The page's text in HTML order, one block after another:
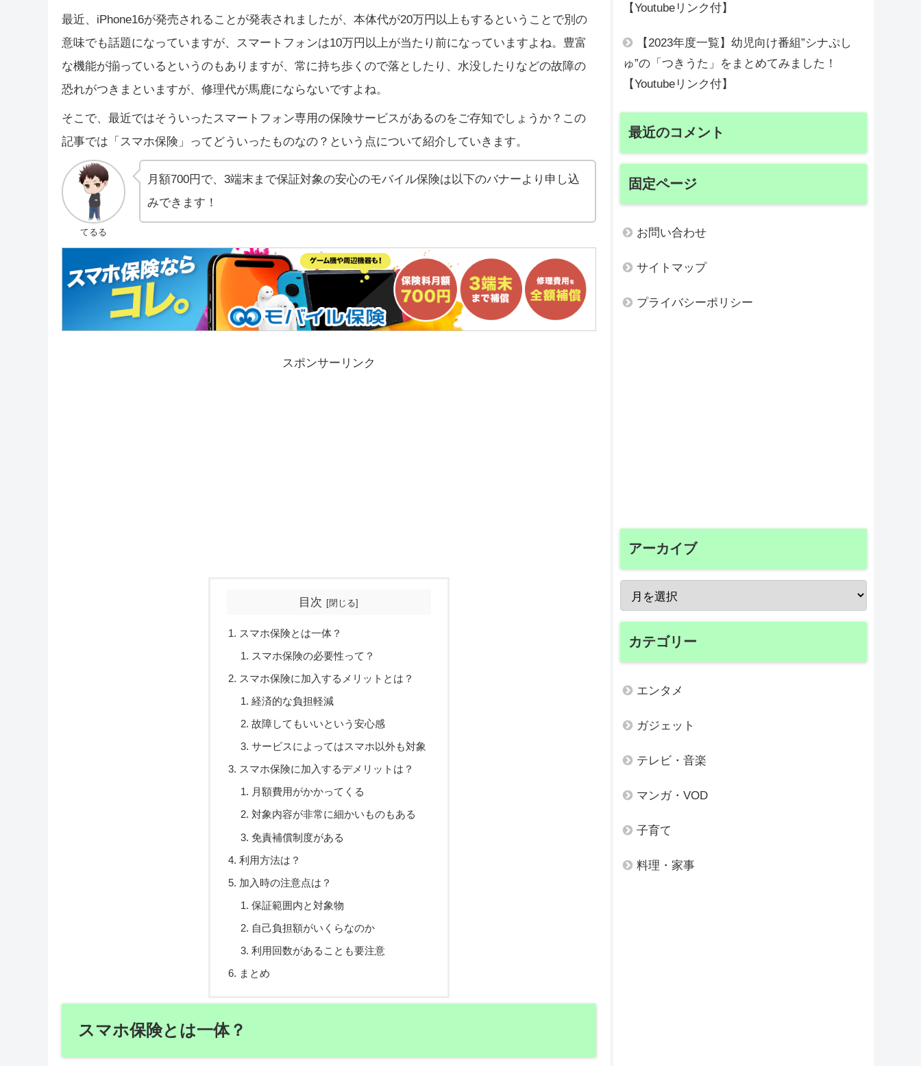
最近、iPhone16が発売されることが発表されましたが、本体代が20万円以上もするということで別の
意味でも話題になっていますが、スマートフォンは10万円以上が当たり前になっていますよね。豊富
な機能が揃っているというのもありますが、常に持ち歩くので落としたり、水没したりなどの故障の
恐れがつきまといますが、修理代が馬鹿にならないですよね。
そこで、最近ではそういったスマートフォン専用の保険サービスがあるのをご存知でしょうか？この
記事では「スマホ保険」ってどういったものなの？という点について紹介していきます。
てるる
月額700円で、3端末まで保証対象の安心のモバイル保険は以下のバナーより申し込
みできます！
スポンサーリンク
目次
スマホ保険とは一体？
スマホ保険の必要性って？
スマホ保険に加入するメリットとは？
経済的な負担軽減
故障してもいいという安心感
サービスによってはスマホ以外も対象
スマホ保険に加入するデメリットは？
月額費用がかかってくる
対象内容が非常に細かいものもある
免責補償制度がある
利用方法は？
加入時の注意点は？
保証範囲内と対象物
自己負担額がいくらなのか
利用回数があることも要注意
まとめ
スマホ保険とは一体？
【Youtubeリンク付】
【2023年度一覧】幼児向け番組”シナぷし
ゅ”の「つきうた」をまとめてみました！
【Youtubeリンク付】
最近のコメント
固定ページ
お問い合わせ
サイトマップ
プライバシーポリシー
アーカイブ
カテゴリー
エンタメ
ガジェット
テレビ・音楽
マンガ・VOD
子育て
料理・家事